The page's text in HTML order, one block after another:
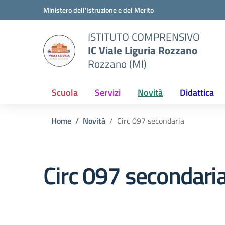
Vai ai contenuti
Vai al menu di navigazioneMinistero dell'Istruzione e del Merito
ISTITUTO COMPRENSIVO
IC Viale Liguria Rozzano
Rozzano (MI)
Scuola Servizi Novità Didattica
Home Novità Circ 097 secondaria
Circ 097